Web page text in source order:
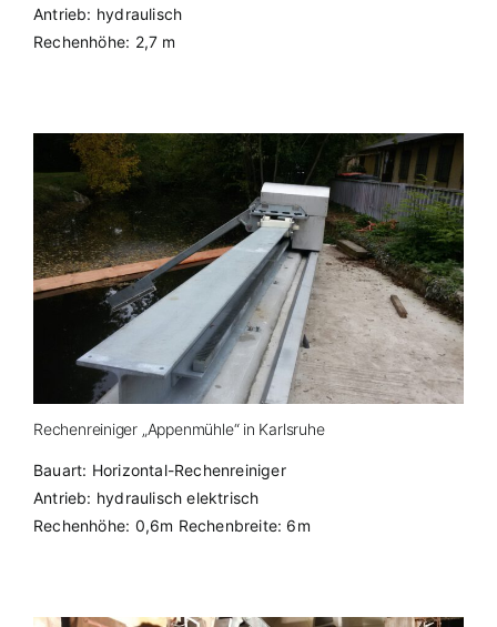
Antrieb: hydraulisch
Rechenhöhe: 2,7 m
Rechenreiniger „Appenmühle“ in Karlsruhe
Bauart: Horizontal-Rechenreiniger
Antrieb: hydraulisch elektrisch
Rechenhöhe: 0,6m Rechenbreite: 6m